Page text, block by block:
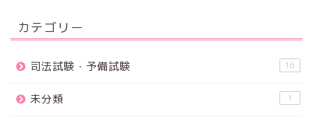
カテゴリー
司法試験・予備試験 16
未分類 1